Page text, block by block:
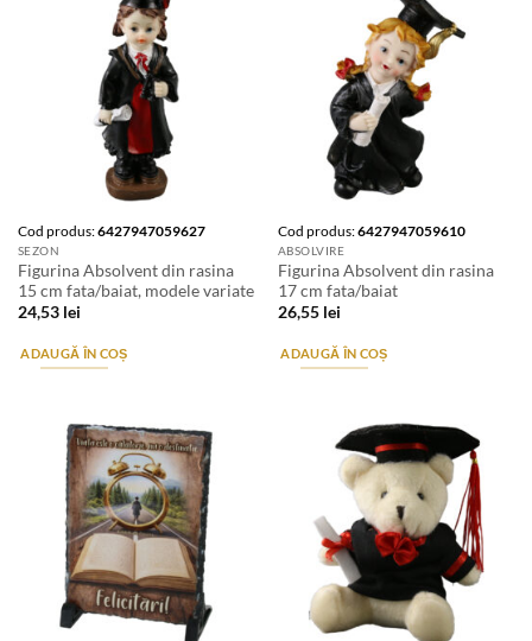
Cod produs:6427947059627
SEZON
Figurina Absolvent din rasina
15 cm fata/baiat, modele variate
24,53 lei
ADAUGĂ ÎN COȘ
Cod produs:6427947059610
ABSOLVIRE
Figurina Absolvent din rasina
17 cm fata/baiat
26,55 lei
ADAUGĂ ÎN COȘ